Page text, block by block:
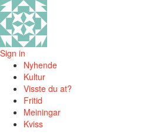
Sign in
Nyhende
Kultur
Visste du at?
Fritid
Meiningar
Kviss